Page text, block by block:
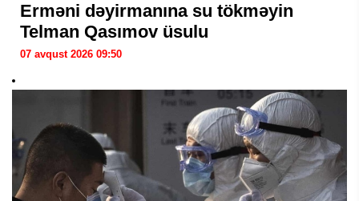
Erməni dəyirmanına su tökməyin
Telman Qasımov üsulu
07 avqust 2026 09:50